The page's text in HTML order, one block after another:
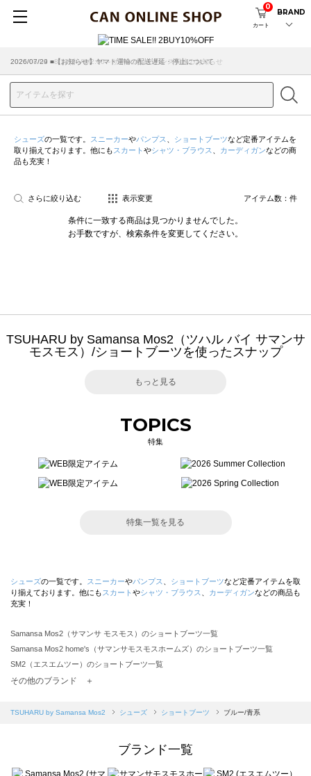
カート
0
BRAND
2026/08/04 ■8/13(木)AM2:00～サイトメンテナンス実施のお知らせ
2026/07/29 ■【お知らせ】ヤマト運輸の配送遅延・停止について
シューズの一覧です。 スニーカーやパンプス ショートブーツなど定番アイテムを
取り揃えております。他にも スカート やシャツ・ブラウス カーディガンなどの商
品も充実！
さらに絞り込む 表示変更 アイテム数： 件
条件に一致する商品は見つかりませんでした。
お手数ですが、検索条件を変更してください。
TSUHARU by Samansa Mos2（ツハル バイ サマンサ
モスモス）/ショートブーツを使ったスナップ
もっと見る
TOPICS
特集
特集一覧を見る
シューズの一覧です。 スニーカーやパンプス ショートブーツなど定番アイテムを取
り揃えております。他にも スカート やシャツ・ブラウス カーディガンなどの商品も
充実！
Samansa Mos2（サマンサ モスモス）のショートブーツ一覧
Samansa Mos2 home's（サマンサモスモスホームズ）のショートブーツ一覧
SM2（エスエムツー）のショートブーツ一覧
Samansa Mos2 blue（サマンサモスモス ブルー）のショートブーツ一覧
sō4ū（ソウフォーユー）のショートブーツ一覧
Te chichi（テチチ）のショートブーツ一覧
その他のブランド ＋
TSUHARU by Samansa Mos2 シューズ ショートブーツ ブルー/青系
ブランド一覧